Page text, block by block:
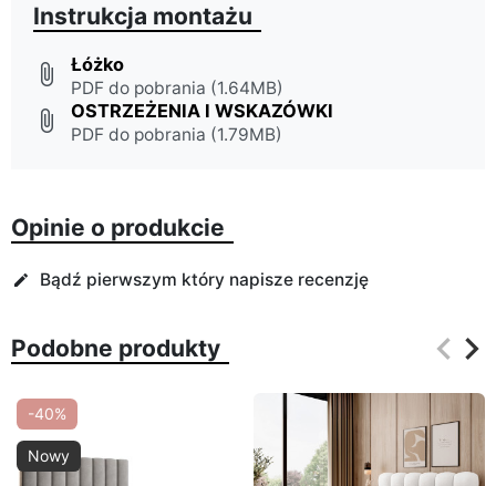
Instrukcja montażu
attach_file Łóżko
PDF do pobrania (1.64MB)
attach_file OSTRZEŻENIA I WSKAZÓWKI
PDF do pobrania (1.79MB)
Opinie o produkcie
edit Bądź pierwszym który napisze recenzję
Podobne produkty keyboard_arrow_left
keyboard_arrow_right
-40%
Nowy